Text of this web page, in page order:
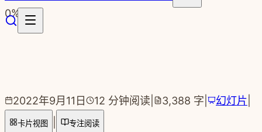
跳转到主要内容
0%
2022年9月11日 12 分钟阅读 3,388 字 幻灯片
卡片视图 专注阅读